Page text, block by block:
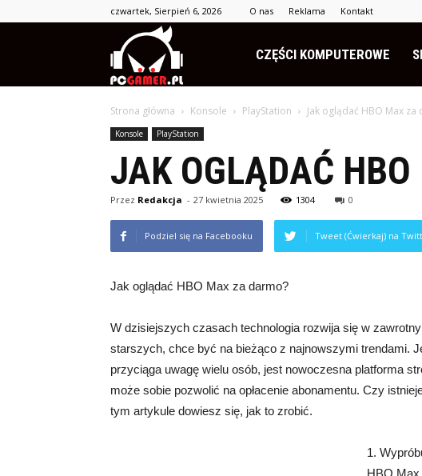
czwartek, Sierpień 6, 2026 O nas Reklama Kontakt
PCgamer.pl CZĘŚCI KOMPUTEROWE
Strona główna Konsole PlayStation Jak oglądać HBO Max za
Konsole PlayStation
JAK OGLĄDAĆ
Przez Redakcja - 27 kwietnia 2025 1304 0
Podziel się na Facebooku Tweet (Ćwierkaj) na
Jak oglądać HBO Max za darmo?
W dzisiejszych czasach technologia rozwija się w
starszych, chce być na bieżąco z najnowszymi trendami.
przyciąga uwagę wielu osób, jest nowoczesna platforma
może sobie pozwolić na opłacenie abonamentu. Czy
tym artykule dowiesz się, jak to zrobić.
1.
HBO Max